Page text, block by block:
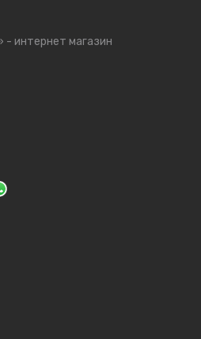
интернет магазин